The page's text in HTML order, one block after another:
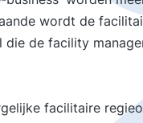
wordt de
de facility
facilitaire